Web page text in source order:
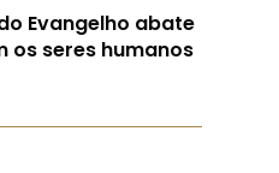
Evangelho abate
os seres humanos